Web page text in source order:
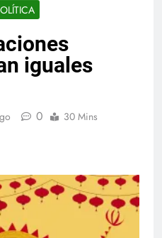
iguales
0 30 Mins